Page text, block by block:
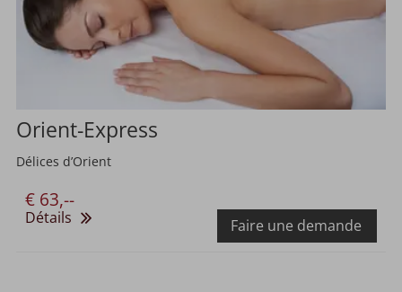
Orient-Express
Délices d’Orient
€ 63,--
Faire une demande
Détails